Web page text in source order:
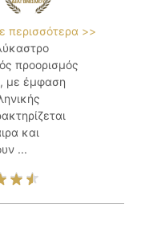
περισσότερα >>
προορισμός
με έμφαση
και
...